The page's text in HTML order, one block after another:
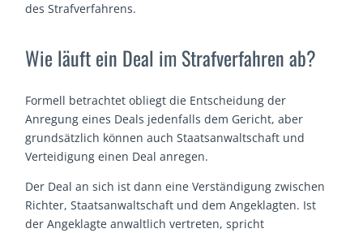
des Strafverfahrens.
Wie läuft ein Deal im Strafverfahren ab?
Formell betrachtet obliegt die Entscheidung der
Anregung eines Deals jedenfalls dem Gericht, aber
grundsätzlich können auch Staatsanwaltschaft und
Verteidigung einen Deal anregen.
Der Deal an sich ist dann eine Verständigung zwischen
Richter, Staatsanwaltschaft und dem Angeklagten. Ist
der Angeklagte anwaltlich vertreten, spricht